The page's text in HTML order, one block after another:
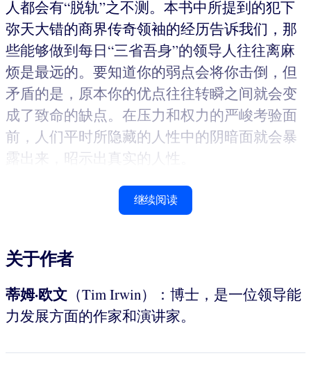
人都会有“脱轨”之不测。本书中所提到的犯下
弥天大错的商界传奇领袖的经历告诉我们，那
些能够做到每日“三省吾身”的领导人往往离麻
烦是最远的。要知道你的弱点会将你击倒，但
矛盾的是，原本你的优点往往转瞬之间就会变
成了致命的缺点。在压力和权力的严峻考验面
前，人们平时所隐藏的人性中的阴暗面就会暴
露出来，昭示出真实的人性。
继续阅读
关于作者
蒂姆·欧文 （Tim Irwin）：博士，是一位领导能
力发展方面的作家和演讲家。